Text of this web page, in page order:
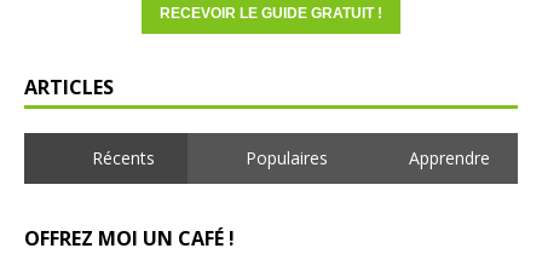
ARTICLES
Récents Populaires Apprendre
OFFREZ MOI UN CAFÉ !